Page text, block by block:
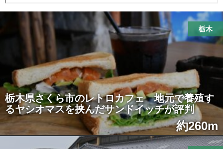
栃木
栃木県さくら市のレトロカフェ 地元で養殖す
るヤシオマスを挟んだサンドイッチが評判
約260m